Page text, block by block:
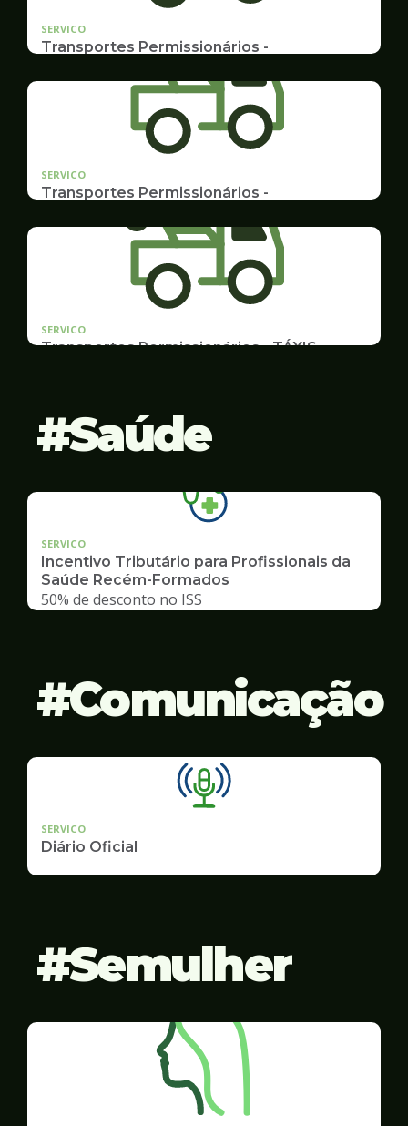
SERVICO
Transportes Permissionários -
Documentação, Requerimento e Transferência
SERVICO
Transportes Permissionários -
Documentação, Requerimento
SERVICO
Transportes Permissionários - TÁXIS
Saúde
SERVICO
Incentivo Tributário para Profissionais da
Saúde Recém-Formados
50% de desconto no ISS
Comunicação
SERVICO
Diário Oficial
Semulher